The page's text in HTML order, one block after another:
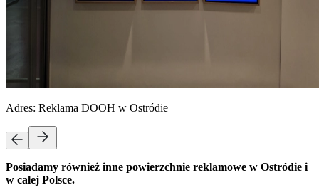
Adres: Reklama DOOH w Ostródie
Posiadamy również inne powierzchnie reklamowe w Ostródie i
w całej Polsce.